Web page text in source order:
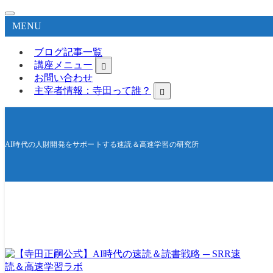
MENU
ブログ記事一覧
講座メニュー
お問い合わせ
主宰者情報：寺田って誰？
AI時代の人財開発をサポートする速読＆高速学習の研究所